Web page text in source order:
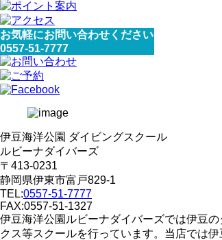
お気軽にお問い合わせください
0557-51-7777
伊豆海洋公園 ダイビングスクール
ルビーナダイバーズ
〒413-0231
静岡県伊東市富戸829-1
TEL:0557-51-7777
FAX:0557-51-1327
伊豆海洋公園ルビーナダイバーズでは伊豆
クス等スクールを行っています。当店では